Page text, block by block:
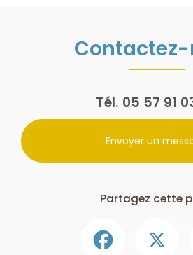
Tél. 05 57 91
Envoyer un
Partagez cette